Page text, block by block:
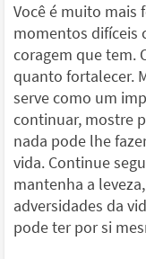
Você é muito mais
momentos difíceis
coragem que tem.
quanto fortalecer.
serve como um
continuar, mostre
nada pode lhe
vida. Continue
mantenha a
adversidades da
pode ter por si